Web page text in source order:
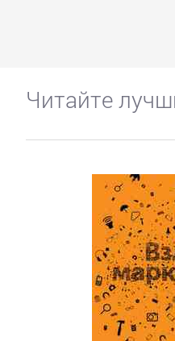
Читайте